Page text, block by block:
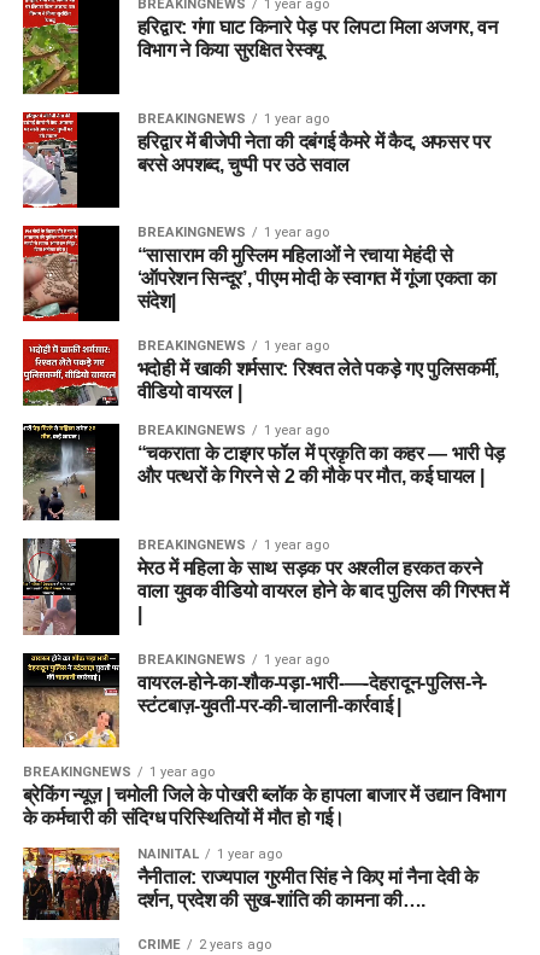
BREAKINGNEWS 1 year ago
हरिद्वार: गंगा घाट किनारे पेड़ पर लिपटा मिला अजगर, वन
विभाग ने किया सुरक्षित रेस्क्यू
BREAKINGNEWS 1 year ago
हरिद्वार में बीजेपी नेता की दबंगई कैमरे में कैद, अफसर पर
बरसे अपशब्द, चुप्पी पर उठे सवाल
BREAKINGNEWS 1 year ago
“सासाराम की मुस्लिम महिलाओं ने रचाया मेहंदी से
‘ऑपरेशन सिन्दूर’, पीएम मोदी के स्वागत में गूंजा एकता का
संदेश|
BREAKINGNEWS 1 year ago
भदोही में खाकी शर्मसार: रिश्वत लेते पकड़े गए पुलिसकर्मी,
वीडियो वायरल |
BREAKINGNEWS 1 year ago
“चकराता के टाइगर फॉल में प्रकृति का कहर — भारी पेड़
और पत्थरों के गिरने से 2 की मौके पर मौत, कई घायल |
BREAKINGNEWS 1 year ago
मेरठ में महिला के साथ सड़क पर अश्लील हरकत करने
वाला युवक वीडियो वायरल होने के बाद पुलिस की गिरफ्त में
BREAKINGNEWS 1 year ago
वायरल-होने-का-शौक-पड़ा-भारी-—-देहरादून-पुलिस-ने-
स्टंटबाज़-युवती-पर-की-चालानी-कार्रवाई |
BREAKINGNEWS 1 year ago
ब्रेकिंग न्यूज़ | चमोली जिले के पोखरी ब्लॉक के हापला बाजार में उद्यान विभाग
के कर्मचारी की संदिग्ध परिस्थितियों में मौत हो गई।
NAINITAL 1 year ago
नैनीताल: राज्यपाल गुरमीत सिंह ने किए मां नैना देवी के
दर्शन, प्रदेश की सुख-शांति की कामना की….
CRIME 2 years ago